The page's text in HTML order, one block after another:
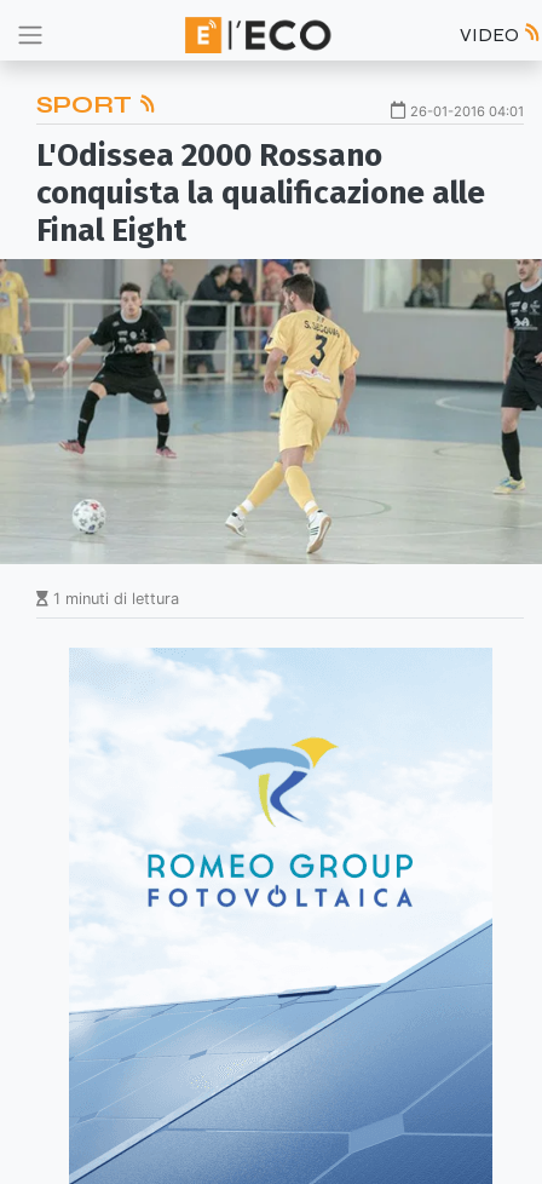
VIDEO
SPORT 26-01-2016 04:01
L'Odissea 2000 Rossano
conquista la qualificazione alle
Final Eight
1 minuti di lettura